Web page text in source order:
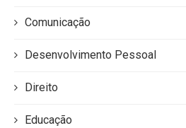
Comunicação
Desenvolvimento Pessoal
Direito
Educação